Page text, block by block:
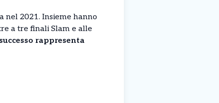
nel 2021. Insieme hanno
a tre finali Slam e alle
rappresenta